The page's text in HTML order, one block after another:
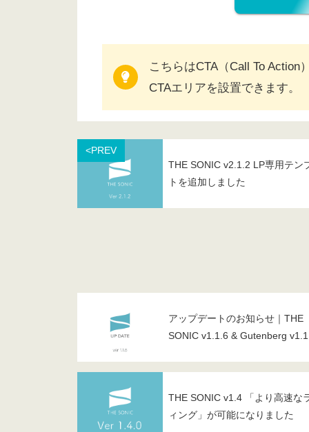
こちらはCTA（Call To
CTAエリアを設置できます。
<PREV
THE SONIC v2.1.2 LP専用テン
トを追加しました
アップデートのお知らせ｜THE
SONIC v1.1.6 & Gutenberg
THE SONIC v1.4 「より高速な
ィング」が可能になりました